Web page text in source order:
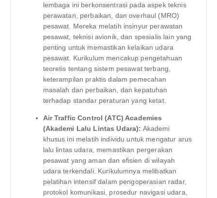
lembaga ini berkonsentrasi pada aspek teknis
perawatan, perbaikan, dan overhaul (MRO)
pesawat. Mereka melatih insinyur perawatan
pesawat, teknisi avionik, dan spesialis lain yang
penting untuk memastikan kelaikan udara
pesawat. Kurikulum mencakup pengetahuan
teoretis tentang sistem pesawat terbang,
keterampilan praktis dalam pemecahan
masalah dan perbaikan, dan kepatuhan
terhadap standar peraturan yang ketat.
Air Traffic Control (ATC) Academies
(Akademi Lalu Lintas Udara): Akademi
khusus ini melatih individu untuk mengatur arus
lalu lintas udara, memastikan pergerakan
pesawat yang aman dan efisien di wilayah
udara terkendali. Kurikulumnya melibatkan
pelatihan intensif dalam pengoperasian radar,
protokol komunikasi, prosedur navigasi udara,